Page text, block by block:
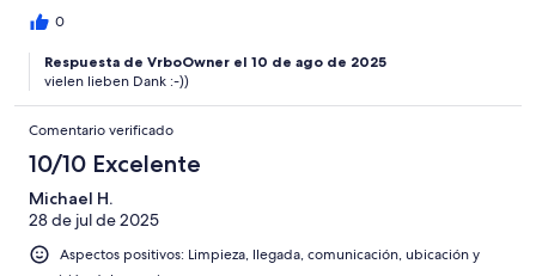
0
Respuesta de VrboOwner el 10 de ago de 2025
vielen lieben Dank :-))
Comentario verificado
10/10 Excelente
Michael H.
28 de jul de 2025
Aspectos positivos: Limpieza, llegada, comunicación, ubicación y